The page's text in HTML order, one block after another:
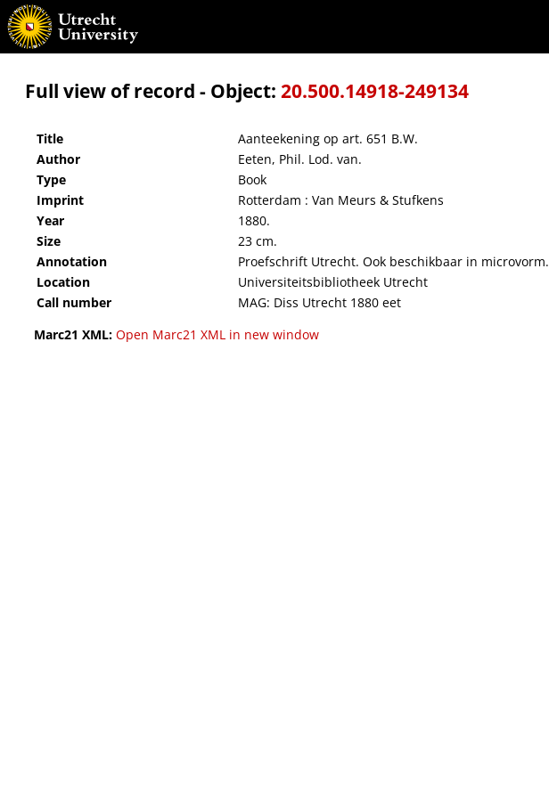
Aanteekening op art. 651 B.W.
Full view of record - Object: 20.500.14918-249134
Title Aanteekening op art. 651 B.W.
Author
Eeten, Phil. Lod. van.
Type
Book
Imprint
Rotterdam : Van Meurs & Stufkens
Year
1880.
Size
23 cm.
Annotation
Proefschrift Utrecht. Ook beschikbaar in microvorm.
Location
Universiteitsbibliotheek Utrecht
Call number
MAG: Diss Utrecht 1880 eet
Marc21 XML: Open Marc21 XML in new window